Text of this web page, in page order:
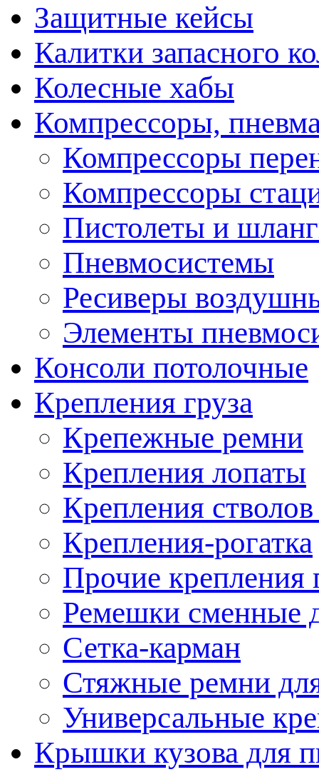
Защитные кейсы
Калитки запасного
Колесные хабы
Компрессоры,
Компрессоры
Компрессоры
Пистолеты и
Пневмосистемы
Ресиверы
Элементы
Консоли потолочные
Крепления груза
Крепежные ремни
Крепления лопаты
Крепления
Крепления-рогатка
Прочие крепления
Ремешки сменные
Сетка-карман
Стяжные ремни
Универсальные
Крышки кузова для